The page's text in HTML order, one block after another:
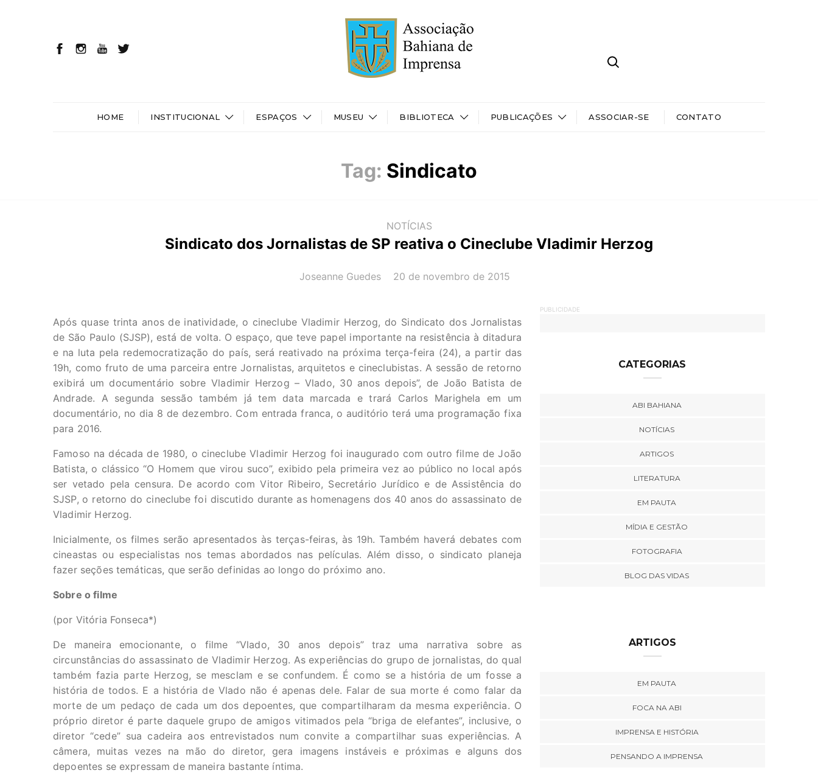
HOME INSTITUCIONAL ESPAÇOS MUSEU BIBLIOTECA PUBLICAÇÕES ASSOCIAR-SE CONTATO
Tag: Sindicato
NOTÍCIAS
Sindicato dos Jornalistas de SP reativa o Cineclube Vladimir Herzog
AUTOR(A):
Joseanne Guedes DATA:
20 de novembro de 2015
Após quase trinta anos de inatividade, o cineclube Vladimir Herzog, do Sindicato dos Jornalistas
de São Paulo (SJSP), está de volta. O espaço, que teve papel importante na resistência à ditadura
e na luta pela redemocratização do país, será reativado na próxima terça-feira (24), a partir das
19h, como fruto de uma parceira entre Jornalistas, arquitetos e cineclubistas. A sessão de retorno
exibirá um documentário sobre Vladimir Herzog – Vlado, 30 anos depois”, de João Batista de
Andrade. A segunda sessão também já tem data marcada e trará Carlos Marighela em um
documentário, no dia 8 de dezembro. Com entrada franca, o auditório terá uma programação fixa
para 2016.
Famoso na década de 1980, o cineclube Vladimir Herzog foi inaugurado com outro filme de João
Batista, o clássico “O Homem que virou suco”, exibido pela primeira vez ao público no local após
ser vetado pela censura. De acordo com Vitor Ribeiro, Secretário Jurídico e de Assistência do
SJSP, o retorno do cineclube foi discutido durante as homenagens dos 40 anos do assassinato de
Vladimir Herzog.
Inicialmente, os filmes serão apresentados às terças-feiras, às 19h. Também haverá debates com
cineastas ou especialistas nos temas abordados nas películas. Além disso, o sindicato planeja
fazer seções temáticas, que serão definidas ao longo do próximo ano.
Sobre o filme
(por Vitória Fonseca*)
De maneira emocionante, o filme “Vlado, 30 anos depois” traz uma narrativa sobre as
circunstâncias do assassinato de Vladimir Herzog. As experiências do grupo de jornalistas, do qual
também fazia parte Herzog, se mesclam e se confundem. É como se a história de um fosse a
história de todos. E a história de Vlado não é apenas dele. Falar de sua morte é como falar da
morte de um pedaço de cada um dos depoentes, que compartilharam da mesma experiência. O
próprio diretor é parte daquele grupo de amigos vitimados pela “briga de elefantes”, inclusive, o
diretor “cede” sua cadeira aos entrevistados num convite a compartilhar suas experiências. A
câmera, muitas vezes na mão do diretor, gera imagens instáveis e próximas e alguns dos
depoentes se expressam de maneira bastante íntima.
PUBLICIDADE
CATEGORIAS
ABI BAHIANA
NOTÍCIAS
ARTIGOS
LITERATURA
EM PAUTA
MÍDIA E GESTÃO
FOTOGRAFIA
BLOG DAS VIDAS
ARTIGOS
EM PAUTA
FOCA NA ABI
IMPRENSA E HISTÓRIA
PENSANDO A IMPRENSA